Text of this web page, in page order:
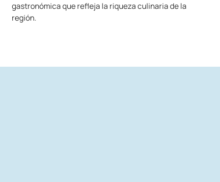
gastronómica que refleja la riqueza culinaria de la
región.